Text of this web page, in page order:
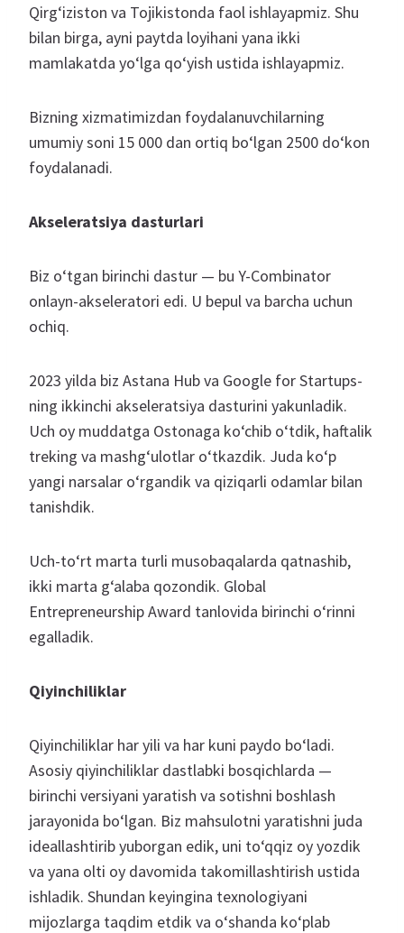
Qirg‘iziston va Tojikistonda faol ishlayapmiz. Shu
bilan birga, ayni paytda loyihani yana ikki
mamlakatda yo‘lga qo‘yish ustida ishlayapmiz.
Bizning xizmatimizdan foydalanuvchilarning
umumiy soni 15 000 dan ortiq bo‘lgan 2500 do‘kon
foydalanadi.
Akseleratsiya dasturlari
Biz o‘tgan birinchi dastur — bu Y-Combinator
onlayn-akseleratori edi. U bepul va barcha uchun
ochiq.
2023 yilda biz Astana Hub va Google for Startups-
ning ikkinchi akseleratsiya dasturini yakunladik.
Uch oy muddatga Ostonaga ko‘chib o‘tdik, haftalik
treking va mashg‘ulotlar o‘tkazdik. Juda ko‘p
yangi narsalar o‘rgandik va qiziqarli odamlar bilan
tanishdik.
Uch-to‘rt marta turli musobaqalarda qatnashib,
ikki marta g‘alaba qozondik. Global
Entrepreneurship Award tanlovida birinchi o‘rinni
egalladik.
Qiyinchiliklar
Qiyinchiliklar har yili va har kuni paydo bo‘ladi.
Asosiy qiyinchiliklar dastlabki bosqichlarda —
birinchi versiyani yaratish va sotishni boshlash
jarayonida bo‘lgan. Biz mahsulotni yaratishni juda
ideallashtirib yuborgan edik, uni to‘qqiz oy yozdik
va yana olti oy davomida takomillashtirish ustida
ishladik. Shundan keyingina texnologiyani
mijozlarga taqdim etdik va o‘shanda ko‘plab